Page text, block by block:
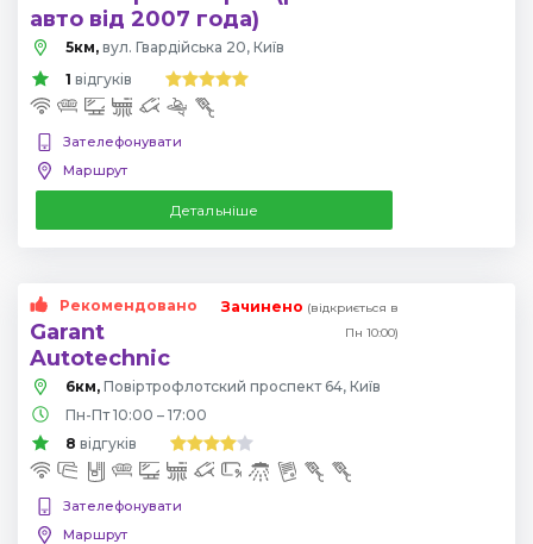
авто від 2007 года)
5км, вул. Гвардійська 20, Київ
1 відгуків
Зателефонувати
Маршрут
Детальніше
Рекомендовано
Garant
Autotechnic
Зачинено (відкриється в
Пн 10:00)
6км,
Повіртрофлотский проспект 64, Київ
Пн-Пт 10:00 – 17:00
8 відгуків
Зателефонувати
Маршрут